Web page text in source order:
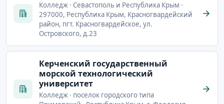
Колледж · Севастополь и Республика Крым ·
297000, Республика Крым, Красногвардейский
район, пгт. Красногвардейское, ул.
Островского, д.23
Керченский государственный
морской технологический
университет
Колледж · поселок городского типа